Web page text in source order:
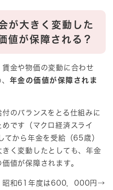
が大きく変動した
値が保障される？
金や物価の変動に合わせ
年金の価値が保障されま
のバランスをとる仕組みに
です（マクロ経済スライ
てから年金を受給（65歳）
く変動したとしても、年金
値が保障されます。
昭和61年度は600，000円→